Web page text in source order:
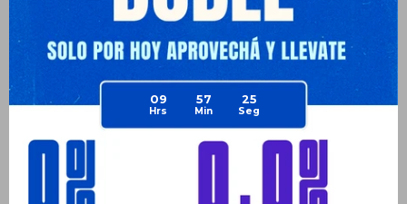
09 57 25
Envíos
Medios de pago